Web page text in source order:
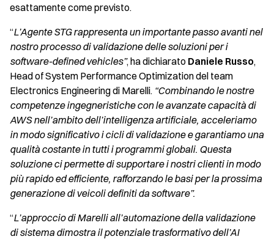
esattamente come previsto.
“L’Agente STG rappresenta un importante passo avanti nel
nostro processo di validazione delle soluzioni per i
software-defined vehicles”, ha dichiarato Daniele Russo,
Head of System Performance Optimization del team
Electronics Engineering di Marelli. “Combinando le nostre
competenze ingegneristiche con le avanzate capacità di
AWS nell’ambito dell’intelligenza artificiale, acceleriamo
in modo significativo i cicli di validazione e garantiamo una
qualità costante in tutti i programmi globali. Questa
soluzione ci permette di supportare i nostri clienti in modo
più rapido ed efficiente, rafforzando le basi per la prossima
generazione di veicoli definiti da software”.
“L’approccio di Marelli all’automazione della validazione
di sistema dimostra il potenziale trasformativo dell’AI